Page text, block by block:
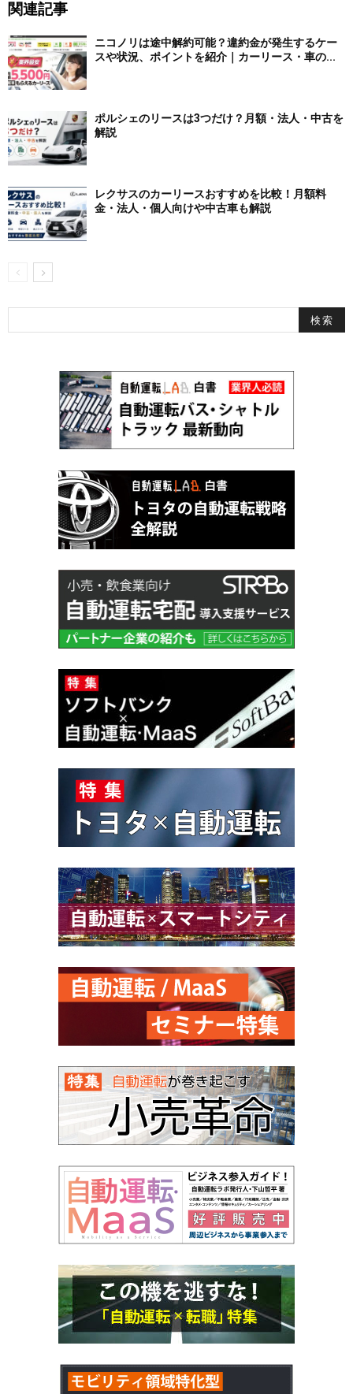
関連記事
ニコノリは途中解約可能？違約金が発生するケー
スや状況、ポイントを紹介｜カーリース・車の...
ポルシェのリースは3つだけ？月額・法人・中古を
解説
レクサスのカーリースおすすめを比較！月額料
金・法人・個人向けや中古車も解説